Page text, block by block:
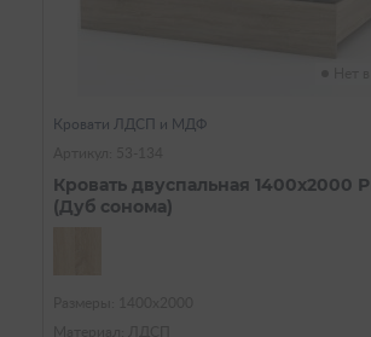
Кровати ЛДСП и МДФ
Кровать двуспальная 1400х2000
(Дуб сонома)